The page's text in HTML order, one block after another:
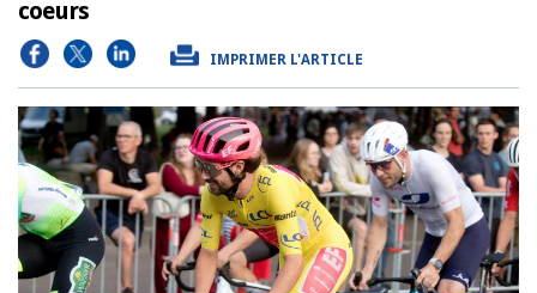
coeurs
IMPRIMER L'ARTICLE